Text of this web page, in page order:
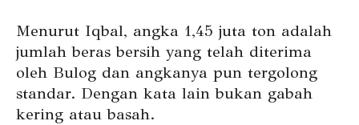
Menurut Iqbal, angka 1,45 juta ton adalah
jumlah beras bersih yang telah diterima
oleh Bulog dan angkanya pun tergolong
standar. Dengan kata lain bukan gabah
kering atau basah.